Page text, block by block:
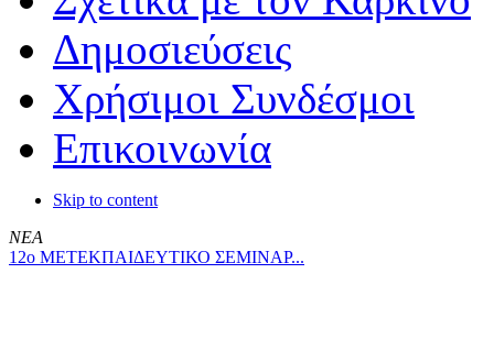
Δημοσιεύσεις
Χρήσιμοι Συνδέσμοι
Επικοινωνία
Skip to content
ΝΕΑ
12ο ΜΕΤΕΚΠΑΙΔΕΥΤΙΚΟ ΣΕΜΙΝΑΡ...